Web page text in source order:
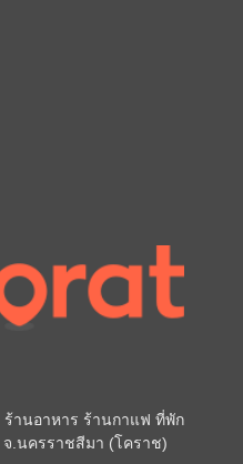
ร้านอาหาร ร้านกาแฟ ที่พัก
จ.นครราชสีมา (โคราช)